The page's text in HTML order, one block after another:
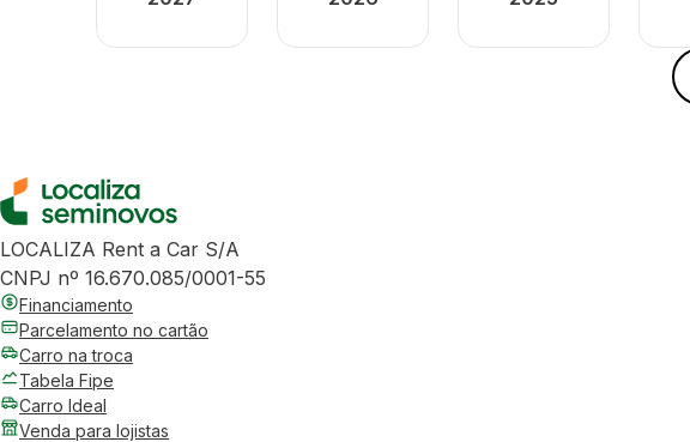
LOCALIZA Rent a Car S/A
CNPJ nº 16.670.085/0001-55
Financiamento
Parcelamento no cartão
Carro na troca
Tabela Fipe
Carro Ideal
Venda para lojistas